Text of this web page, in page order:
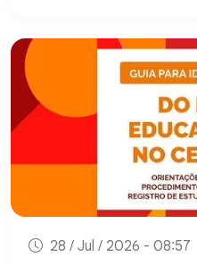
28 / Jul / 2026 - 08:57